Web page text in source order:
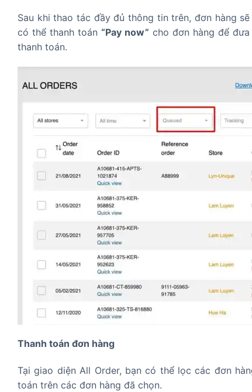
Sau khi thao tác đầy đủ thông tin trên, đơn hàng
có thể thanh toán “Pay now” cho đơn hàng để
thanh toán.
Thanh toán đơn hàng
Tại giao diện All Order, bạn có thể lọc các đơn
toán trên các đơn hàng đã chọn.